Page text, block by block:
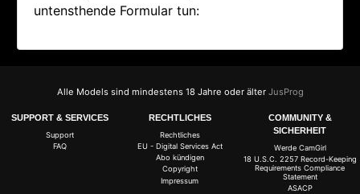
untensthende Formular tun:
Alle Models sind mindestens 18 Jahre oder älter JusProg
SUPPORT & SERVICES
Support
FAQ
RECHTLICHES
Rechtliches
EU - Digital Services Act
Abo kündigen
Copyright
Impressum
COMMUNITY &
SICHERHEIT
Werde CamGirl
18 U.S.C. 2257 Record-Keeping
Requirements Compliance
Statement
ASACP